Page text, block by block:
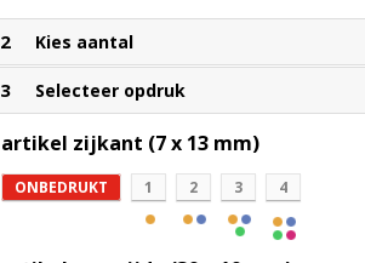
2 Kies aantal
3 Selecteer opdruk
artikel zijkant (7 x 13 mm)
ONBEDRUKT 1 2 3 4